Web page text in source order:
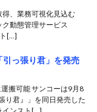
、業務可視化見込む
動態管理サービス
[…]
っ張り君」を発売
搬可能 サンコーは9月8
り君』」を同日発売した